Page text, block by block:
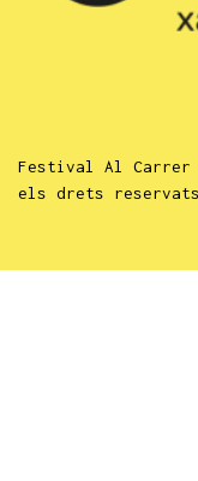
Festival Al Carrer
els drets